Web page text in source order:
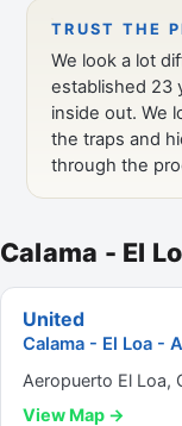
Calama - El
United
Calama - El Loa -
Aeropuerto El Loa,
View Map →